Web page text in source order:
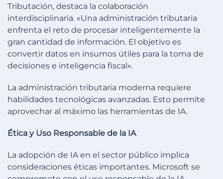
Tributación, destaca la colaboración
interdisciplinaria. «Una administración tributaria
enfrenta el reto de procesar inteligentemente la
gran cantidad de información. El objetivo es
convertir datos en insumos útiles para la toma de
decisiones e inteligencia fiscal».
La administración tributaria moderna requiere
habilidades tecnológicas avanzadas. Esto permite
aprovechar al máximo las herramientas de IA.
Ética y Uso Responsable de la IA
La adopción de IA en el sector público implica
consideraciones éticas importantes. Microsoft se